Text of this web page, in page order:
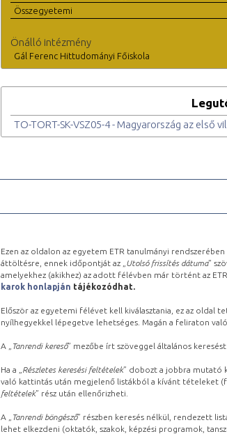
Összegyetemi
Önálló intézmény
Gál Ferenc Hittudományi Főiskola
TO-TORT-SK-VSZ05-4 - Magyarország az
Ezen az oldalon az egyetem ETR tanulmányi
áttöltésre, ennek időpontját az „ Utolsó frissítés dátuma”
amelyekhez (akikhez) az adott félévben már történt az
karok honlapján tájékozódhat.
Először az egyetemi félévet kell kiválasztania, ez az oldal
nyílhegyekkel lépegetve lehetséges. Magán a feliraton
A „ Tanrendi kereső” mezőbe írt szöveggel általános
Ha a „ Részletes keresési feltételek” dobozt a jobbra mutató
való kattintás után megjelenő listákból a kívánt tételeket
feltételek” rész után ellenőrizheti.
A „ Tanrendi böngésző” részben keresés nélkül, rendezett
lehet elkezdeni (oktatók, szakok, képzési programok,